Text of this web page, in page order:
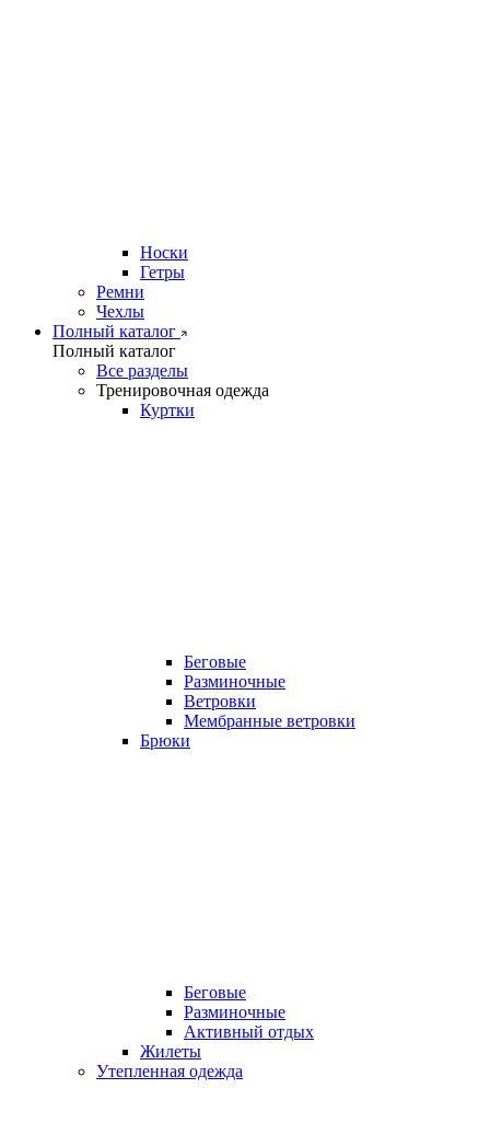
Носки
Гетры
Ремни
Чехлы
Полный каталог
Полный каталог
Все разделы
Тренировочная одежда
Куртки
Беговые
Разминочные
Ветровки
Мембранные ветровки
Брюки
Беговые
Разминочные
Активный отдых
Жилеты
Утепленная одежда